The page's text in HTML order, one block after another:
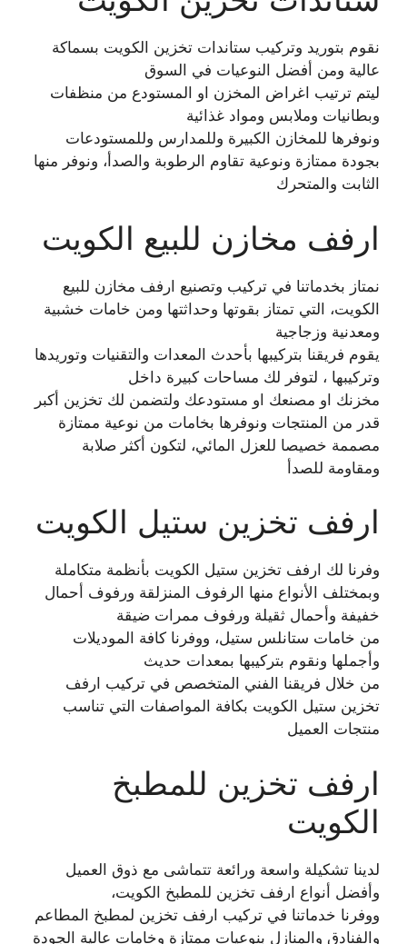
نقوم بتوريد وتركيب ستاندات تخزين الكويت بسماكة
عالية ومن أفضل النوعيات في السوق
ليتم ترتيب اغراض المخزن او المستودع من منظفات
وبطانيات وملابس ومواد غذائية
ونوفرها للمخازن الكبيرة وللمدارس وللمستودعات
بجودة ممتازة ونوعية تقاوم الرطوبة والصدأ، ونوفر منها
الثابت والمتحرك
ارفف مخازن للبيع الكويت
نمتاز بخدماتنا في تركيب وتصنيع ارفف مخازن للبيع
الكويت، التي تمتاز بقوتها وحداثتها ومن خامات خشبية
ومعدنية وزجاجية
يقوم فريقنا بتركيبها بأحدث المعدات والتقنيات وتوريدها
وتركيبها ، لتوفر لك مساحات كبيرة داخل
مخزنك او مصنعك او مستودعك ولتضمن لك تخزين أكبر
قدر من المنتجات ونوفرها بخامات من نوعية ممتازة
مصممة خصيصا للعزل المائي، لتكون أكثر صلابة
ومقاومة للصدأ
ارفف تخزين ستيل الكويت
وفرنا لك ارفف تخزين ستيل الكويت بأنظمة متكاملة
وبمختلف الأنواع منها الرفوف المنزلقة ورفوف أحمال
خفيفة وأحمال ثقيلة ورفوف ممرات ضيقة
من خامات ستانلس ستيل، ووفرنا كافة الموديلات
وأجملها ونقوم بتركيبها بمعدات حديث
من خلال فريقنا الفني المتخصص في تركيب ارفف
تخزين ستيل الكويت بكافة المواصفات التي تناسب
منتجات العميل
ارفف تخزين للمطبخ
الكويت
لدينا تشكيلة واسعة ورائعة تتماشى مع ذوق العميل
وأفضل أنواع ارفف تخزين للمطبخ الكويت،
ووفرنا خدماتنا في تركيب ارفف تخزين لمطبخ المطاعم
والفنادق والمنازل بنوعيات ممتازة وخامات عالية الجودة